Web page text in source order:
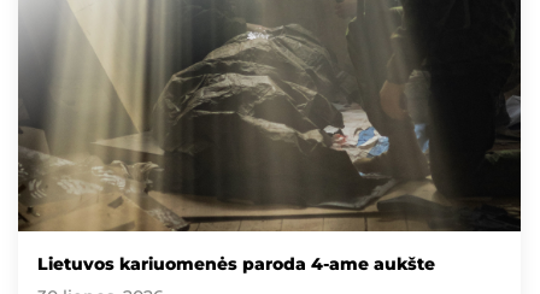
Lietuvos kariuomenės paroda 4-ame aukšte